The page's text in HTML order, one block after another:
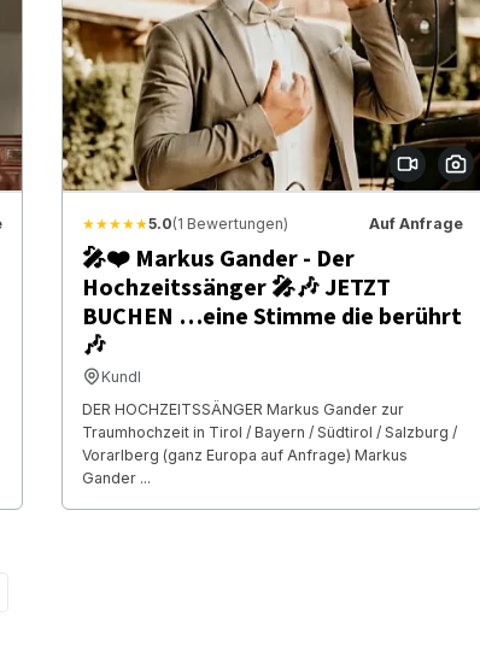
★★★★★5.0(1 Bewertungen) Auf Anfrage
🎤❤️ Markus Gander - Der
Hochzeitssänger 🎤🎶 JETZT
BUCHEN …eine Stimme die berührt
🎶
Kundl
DER HOCHZEITSSÄNGER Markus Gander zur
Traumhochzeit in Tirol / Bayern / Südtirol / Salzburg /
Vorarlberg (ganz Europa auf Anfrage) Markus
Gander ...